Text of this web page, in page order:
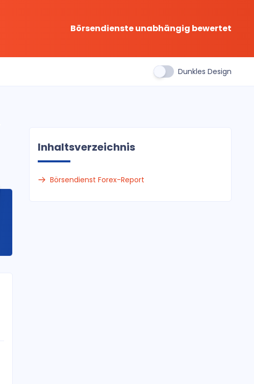
Börsendienste unabhängig bewertet
Dunkles Design
Inhaltsverzeichnis
Börsendienst Forex-Report